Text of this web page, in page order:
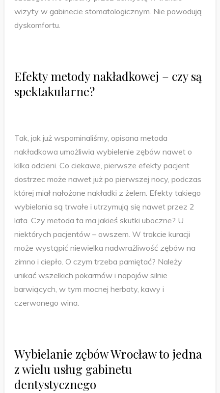
wizyty w gabinecie stomatologicznym. Nie powodują
dyskomfortu.
Efekty metody nakładkowej – czy są
spektakularne?
Tak, jak już wspominaliśmy, opisana metoda
nakładkowa umożliwia wybielenie zębów nawet o
kilka odcieni. Co ciekawe, pierwsze efekty pacjent
dostrzec może nawet już po pierwszej nocy, podczas
której miał nałożone nakładki z żelem. Efekty takiego
wybielania są trwałe i utrzymują się nawet przez 2
lata. Czy metoda ta ma jakieś skutki uboczne? U
niektórych pacjentów – owszem. W trakcie kuracji
może wystąpić niewielka nadwrażliwość zębów na
zimno i ciepło. O czym trzeba pamiętać? Należy
unikać wszelkich pokarmów i napojów silnie
barwiących, w tym mocnej herbaty, kawy i
czerwonego wina.
Wybielanie zębów Wrocław to jedna
z wielu usług gabinetu
dentystycznego